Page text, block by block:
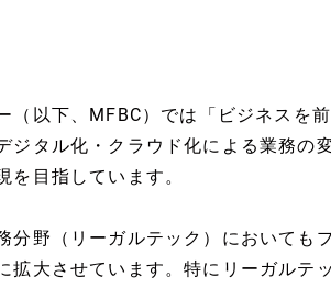
（以下、MFBC）では「ビジネスを
ジタル化・クラウド化による業務の
目指しています。
分野（リーガルテック）においても
拡大させています。特にリーガルテ